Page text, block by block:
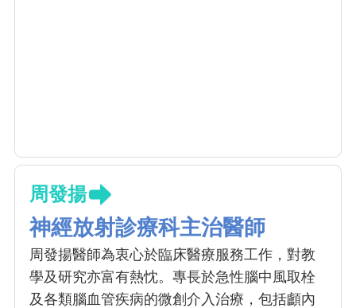
周發揚
神經放射診療科主治醫師
周發揚醫師為衷心於臨床醫療服務工作，對教
學及研究亦富有熱忱。專長於急性腦中風取栓
及各類腦血管疾病的微創介入治療，包括顱內